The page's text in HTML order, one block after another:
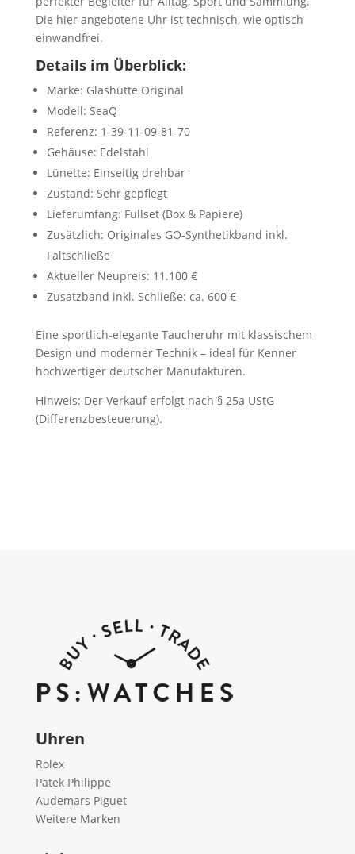
Die hier angebotene Uhr ist technisch, wie optisch
einwandfrei.
Details im Überblick:
Marke: Glashütte Original
Modell: SeaQ
Referenz: 1-39-11-09-81-70
Gehäuse: Edelstahl
Lünette: Einseitig drehbar
Zustand: Sehr gepflegt
Lieferumfang: Fullset (Box & Papiere)
Zusätzlich: Originales GO-Synthetikband inkl.
Faltschließe
Aktueller Neupreis: 11.100 €
Zusatzband inkl. Schließe: ca. 600 €
Eine sportlich-elegante Taucheruhr mit klassischem
Design und moderner Technik – ideal für Kenner
hochwertiger deutscher Manufakturen.
Hinweis: Der Verkauf erfolgt nach § 25a UStG
(Differenzbesteuerung).
Uhren
Rolex
Patek Philippe
Audemars Piguet
Weitere Marken